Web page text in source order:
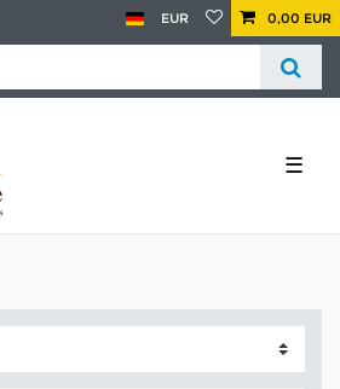
EUR 0,00 EUR
☰